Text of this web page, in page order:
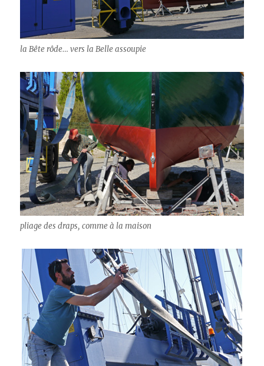
la Bête rôde… vers la Belle assoupie
pliage des draps, comme à la maison